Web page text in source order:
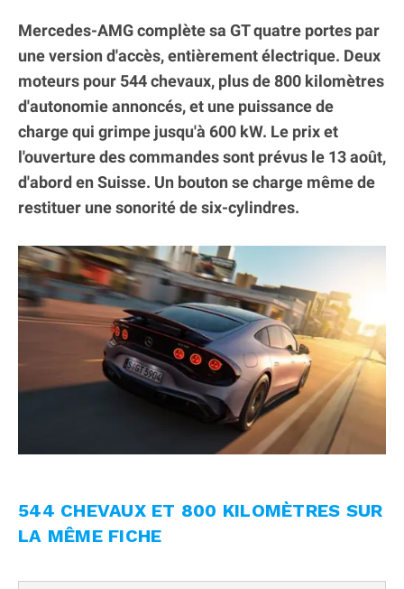
Mercedes-AMG complète sa GT quatre portes par
une version d'accès, entièrement électrique. Deux
moteurs pour 544 chevaux, plus de 800 kilomètres
d'autonomie annoncés, et une puissance de
charge qui grimpe jusqu'à 600 kW. Le prix et
l'ouverture des commandes sont prévus le 13 août,
d'abord en Suisse. Un bouton se charge même de
restituer une sonorité de six-cylindres.
544 CHEVAUX ET 800 KILOMÈTRES SUR
LA MÊME FICHE